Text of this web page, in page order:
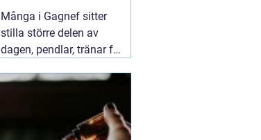
vardagsenergi
Många i Gagnef sitter
stilla större delen av
dagen, pendlar, tränar för
Axlarna kryper upp mot
värker och huvudvärken
kommer smygande på